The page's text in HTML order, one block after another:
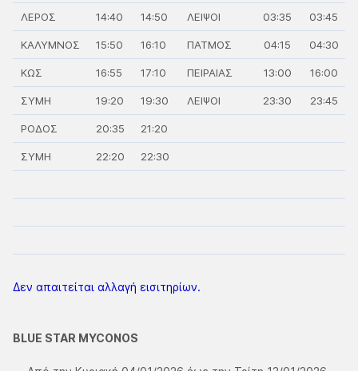
ΛΕΡΟΣ 14:40 14:50 ΛΕΙΨΟΙ 03:35 03:45
ΚΑΛΥΜΝΟΣ 15:50 16:10 ΠΑΤΜΟΣ 04:15 04:30
ΚΩΣ 16:55 17:10 ΠΕΙΡΑΙΑΣ 13:00 16:00
ΣΥΜΗ 19:20 19:30 ΛΕΙΨΟΙ 23:30 23:45
ΡΟΔΟΣ 20:35 21:20
ΣΥΜΗ 22:20 22:30
Δεν απαιτείται αλλαγή εισιτηρίων.
BLUE STAR MYCONOS